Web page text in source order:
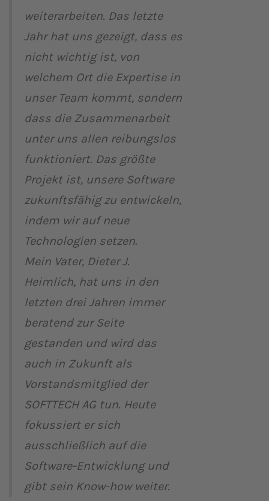
weiterarbeiten. Das letzte
Jahr hat uns gezeigt, dass es
nicht wichtig ist, von
welchem Ort die Expertise in
unser Team kommt, sondern
dass die Zusammenarbeit
unter uns allen reibungslos
funktioniert. Das größte
Projekt ist, unsere Software
zukunftsfähig zu entwickeln,
indem wir auf neue
Technologien setzen.
Mein Vater, Dieter J.
Heimlich, hat uns in den
letzten drei Jahren immer
beratend zur Seite
gestanden und wird das
auch in Zukunft als
Vorstandsmitglied der
SOFTTECH AG tun. Heute
fokussiert er sich
ausschließlich auf die
Software-Entwicklung und
gibt sein Know-how weiter.